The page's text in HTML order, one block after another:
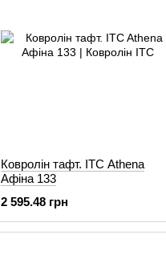
Ковролін тафт. ITC Athena
Афіна 133
2 595.48 грн